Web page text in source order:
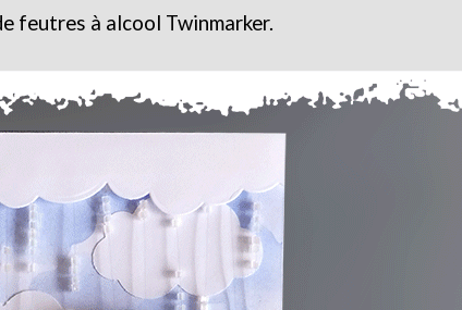
feutres à alcool Twinmarker.